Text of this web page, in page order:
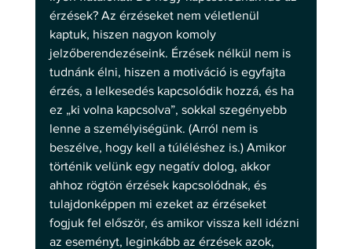
érzések? Az érzéseket nem véletlenül
kaptuk, hiszen nagyon komoly
jelzőberendezéseink. Érzések nélkül nem is
tudnánk élni, hiszen a motiváció is egyfajta
érzés, a lelkesedés kapcsolódik hozzá, és ha
ez „ki volna kapcsolva”, sokkal szegényebb
lenne a személyiségünk. (Arról nem is
beszélve, hogy kell a túléléshez is.) Amikor
történik velünk egy negatív dolog, akkor
ahhoz rögtön érzések kapcsolódnak, és
tulajdonképpen mi ezeket az érzéseket
fogjuk fel először, és amikor vissza kell idézni
az eseményt, leginkább az érzések azok,